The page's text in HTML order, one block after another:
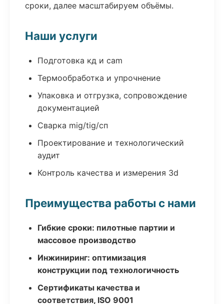
сроки, далее масштабируем объёмы.
Наши услуги
Подготовка кд и cam
Термообработка и упрочнение
Упаковка и отгрузка, сопровождение
документацией
Сварка mig/tig/сп
Проектирование и технологический
аудит
Контроль качества и измерения 3d
Преимущества работы с нами
Гибкие сроки: пилотные партии и
массовое производство
Инжиниринг: оптимизация
конструкции под технологичность
Сертификаты качества и
соответствия, ISO 9001